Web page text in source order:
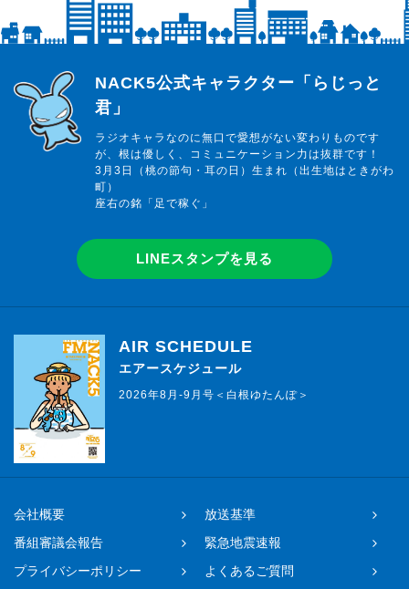
らじっと君
NACK5公式キャラクター「らじっと
君」
ラジオキャラなのに無口で愛想がない変わりものです
が、根は優しく、コミュニケーション力は抜群です！
3月3日（桃の節句・耳の日）生まれ（出生地はときがわ
町）
座右の銘「足で稼ぐ」
LINEスタンプを見る
AIR SCHEDULE
エアースケジュール
2026年8月-9月号＜白根ゆたんぽ＞
会社概要
放送基準
番組審議会報告
緊急地震速報
プライバシーポリシー
よくあるご質問